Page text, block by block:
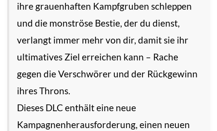
ihre grauenhaften Kampfgruben schleppen
und die monströse Bestie, der du dienst,
verlangt immer mehr von dir, damit sie ihr
ultimatives Ziel erreichen kann – Rache
gegen die Verschwörer und der Rückgewinn
ihres Throns.
Dieses DLC enthält eine neue
Kampagnenherausforderung, einen neuen